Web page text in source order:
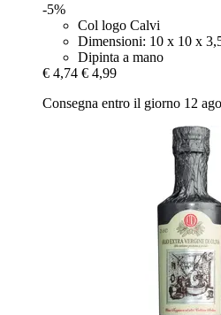
-5%
Col logo Calvi
Dimensioni: 10 x 10 x
Dipinta a mano
€ 4,74 € 4,99
Consegna entro il giorno 12